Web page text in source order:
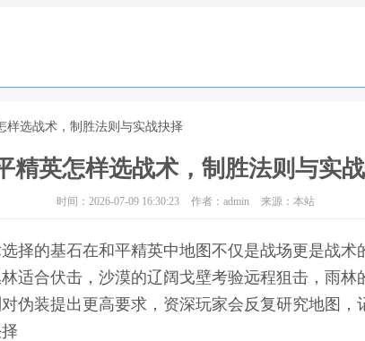
样选战术，制胜法则与实战抉择
精英怎样选战术，制胜法则与实
时间：2026-07-09 16:30:23 作者：admin 来源：本站
择的基石在和平精英中地图不仅是战场更是战术
适合伏击，沙漠的辽阔戈壁考验远程狙击，雨林
伪装提出更高要求，资深玩家会反复研究地图，